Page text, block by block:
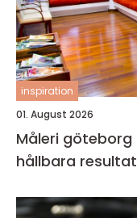
inspiration
01. August 2026
Måleri göteborg så väljer du rätt målare för
hållbara resultat